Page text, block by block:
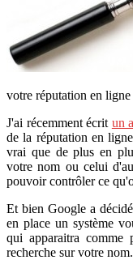
votre réputation en ligne
J'ai récemment écrit un
de la réputation en
vrai que de plus en
votre nom ou celui
pouvoir contrôler ce
Et bien Google a
en place un système
qui apparaitra comme
recherche sur votre nom.